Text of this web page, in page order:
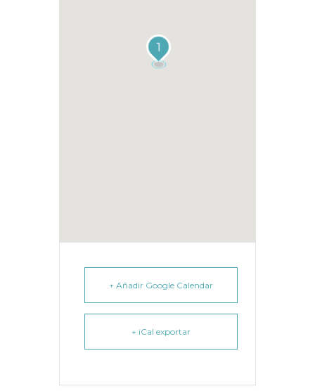
1
+ Añadir Google Calendar
+ iCal exportar